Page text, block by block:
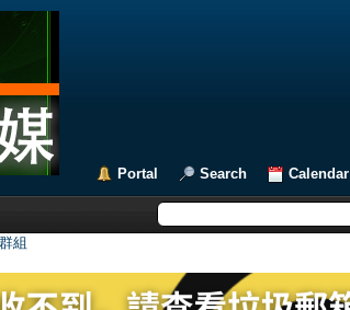
Portal Search Calendar
組